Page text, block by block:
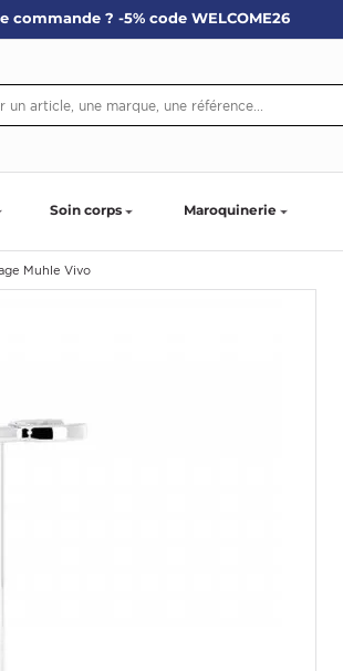
commande ? -5% code WELCOME26
Soin corps Maroquinerie
Muhle Vivo